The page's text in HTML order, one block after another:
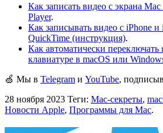
Как записать видео с экрана
Player.
Как записывать видео с iPhone
QuickTime (инструкция).
Как автоматически переключать
клавиатуре в macOS или
🍏 Мы в Telegram и YouTube,
28 ноября 2023 Теги: Mac-секреты,
Новости Apple, Программы для Mac.